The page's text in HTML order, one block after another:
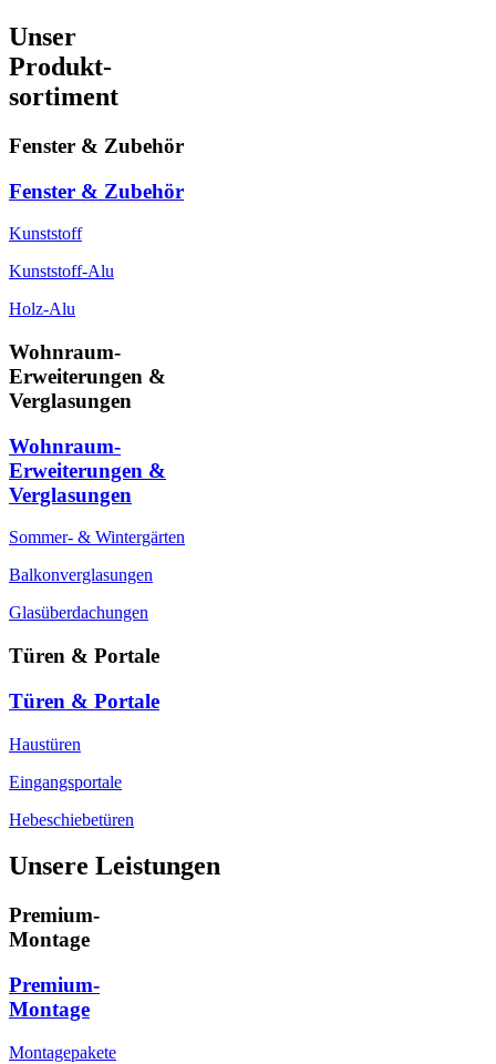
Unser
Produkt-
sortiment
Fenster & Zubehör
Fenster & Zubehör
Kunststoff
Kunststoff-Alu
Holz-Alu
Wohnraum-
Erweiterungen &
Verglasungen
Wohnraum-
Erweiterungen &
Verglasungen
Sommer- & Wintergärten
Balkonverglasungen
Glasüberdachungen
Türen & Portale
Türen & Portale
Haustüren
Eingangsportale
Hebeschiebetüren
Unsere Leistungen
Premium-
Montage
Premium-
Montage
Montagepakete